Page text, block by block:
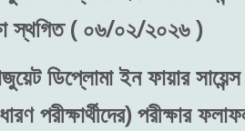
স্থগিত ( ০৬/০২/২০২৬ )
ডিপ্লোমা ইন ফায়ার
পরীক্ষার্থীদের) পরীক্ষার